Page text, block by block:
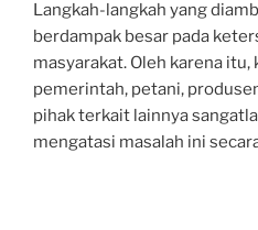
Langkah-langkah yang
berdampak besar pada
masyarakat. Oleh karena itu,
pemerintah, petani,
pihak terkait lainnya
mengatasi masalah ini